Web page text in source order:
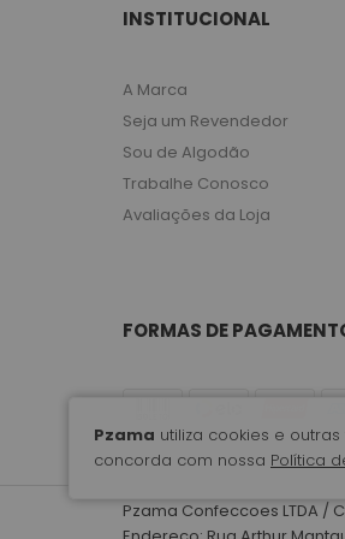
Pzama utiliza cookies e
concorda com nossa Política
INSTITUCIONAL
A Marca
Seja um Revendedor
Sou de Algodão
Trabalhe Conosco
Avaliações da Loja
FORMAS DE
Pzama Confeccoes LTDA /